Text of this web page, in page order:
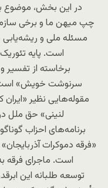
در اين بخش، موضوع
چپ ميهن ما و برخی
مسئله ملی و
است. پایه
برخاسته از
سرنوشت خويش» است.
مقوله‌هایی نظیر
لنینی» حق ملل
برنامه‌های احزاب
«فرقه دموکرات
است. ماجرای فرقه
توسعه طلبانه این